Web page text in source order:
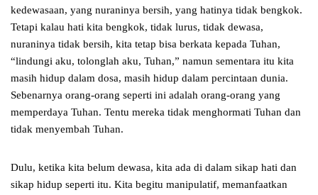
kedewasaan, yang nuraninya bersih, yang hatinya tidak bengkok.
Tetapi kalau hati kita bengkok, tidak lurus, tidak dewasa,
nuraninya tidak bersih, kita tetap bisa berkata kepada Tuhan,
“lindungi aku, tolonglah aku, Tuhan,” namun sementara itu kita
masih hidup dalam dosa, masih hidup dalam percintaan dunia.
Sebenarnya orang-orang seperti ini adalah orang-orang yang
memperdaya Tuhan. Tentu mereka tidak menghormati Tuhan dan
tidak menyembah Tuhan.
Dulu, ketika kita belum dewasa, kita ada di dalam sikap hati dan
sikap hidup seperti itu. Kita begitu manipulatif, memanfaatkan